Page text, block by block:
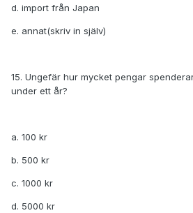
d. import från Japan
e. annat(skriv in själv)
15. Ungefär hur mycket pengar
under ett år?
a. 100 kr
b. 500 kr
c. 1000 kr
d. 5000 kr